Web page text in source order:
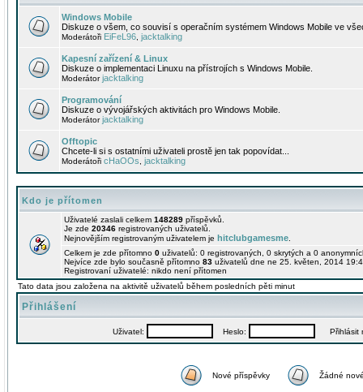
Windows Mobile
Diskuze o všem, co souvisí s operačním systémem Windows Mobile ve
Moderátoři EiFeL96 jacktalking
Kapesní zařízení & Linux
Diskuze o implementaci Linuxu na přístrojích s Windows Mobile.
Moderátorjacktalking
Programování
Diskuze o vývojářských aktivitách pro Windows Mobile.
Moderátorjacktalking
Offtopic
Chcete-li si s ostatními uživateli prostě jen tak popovídat...
Moderátoři cHaOOs jacktalking
Kdo je přítomen
Uživatelé zaslali celkem 148289 příspěvků.
Je zde 20346 registrovaných uživatelů.
Nejnovějším registrovaným uživatelem je hitclubgamesme
Celkem je zde přítomno 0 uživatelů: 0 registrovaných, 0 skrytých a 0
Nejvíce zde bylo současně přítomno 83 uživatelů dne ne 25. květen, 2014
Registrovaní uživatelé: nikdo není přítomen
Tato data jsou založena na aktivitě uživatelů během posledních pěti minut
Přihlášení
Uživatel: Heslo: Přihlásit
Nové příspěvky Žádné